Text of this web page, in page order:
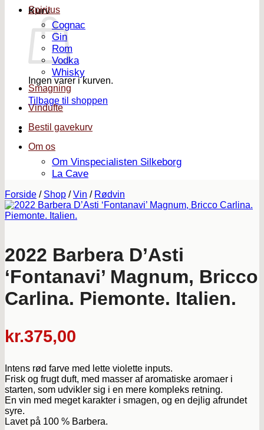
Kurv
Ingen varer i kurven.
Tilbage til shoppen
Spiritus
Cognac
Gin
Rom
Vodka
Whisky
Smagning
Vindufte
Bestil gavekurv
Om os
Om Vinspecialisten Silkeborg
La Cave
Forside / Shop / Vin / Rødvin
2022 Barbera D’Asti
‘Fontanavi’ Magnum, Bricco
Carlina. Piemonte. Italien.
kr.375,00
Intens rød farve med lette violette inputs.
Frisk og frugt duft, med masser af aromatiske aromaer i
starten, som udvikler sig i en mere kompleks retning.
En vin med meget karakter i smagen, og en dejlig afrundet
syre.
Lavet på 100 % Barbera.